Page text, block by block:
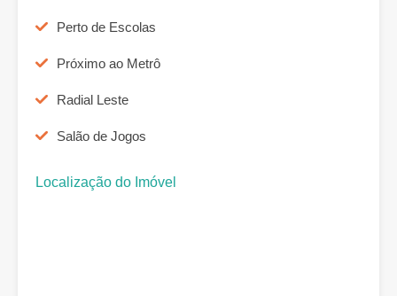
Perto de Escolas
Próximo ao Metrô
Radial Leste
Salão de Jogos
Localização do Imóvel